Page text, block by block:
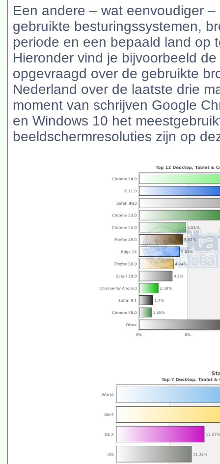
Een andere – wat eenvoudiger
gebruikte besturingssystemen,
periode en een bepaald land op
Hieronder vind je bijvoorbeeld
opgevraagd over de gebruikte
Nederland over de laatste drie
moment van schrijven Google
en Windows 10 het
beeldschermresoluties zijn op